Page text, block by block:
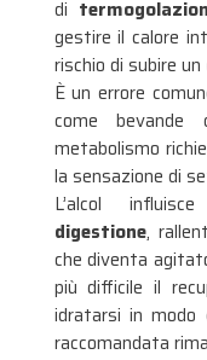
di
gestire il calore
rischio di subire un
È un errore
come
metabolismo
la sensazione di
L’alcol
digestione,
che diventa
più difficile il
idratarsi in modo
raccomandata